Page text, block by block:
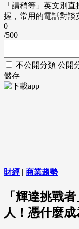
「請稍等」英文別直
握，常用的電話對談
0
/500
不公開分類 公開
儲存
財經 | 商業趨勢
「輝達挑戰
人！憑什麼